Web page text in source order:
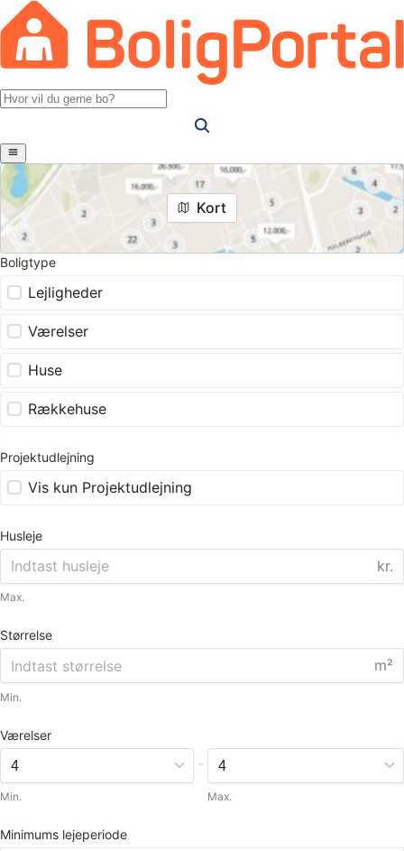
Kort
Boligtype
Lejligheder
Værelser
Huse
Rækkehuse
Projektudlejning
Vis kun Projektudlejning
Husleje
kr.
Max.
Størrelse
m²
Min.
Værelser
Min.
-
Max.
Minimums lejeperiode